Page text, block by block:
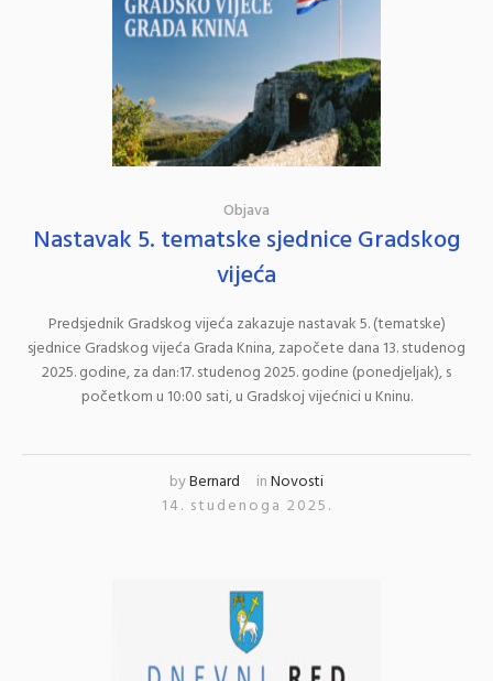
Objava
Nastavak 5. tematske sjednice Gradskog
vijeća
Predsjednik Gradskog vijeća zakazuje nastavak 5. (tematske)
sjednice Gradskog vijeća Grada Knina, započete dana 13. studenog
2025. godine, za dan:17. studenog 2025. godine (ponedjeljak), s
početkom u 10:00 sati, u Gradskoj vijećnici u Kninu.
byBernard inNovosti
14. studenoga 2025.